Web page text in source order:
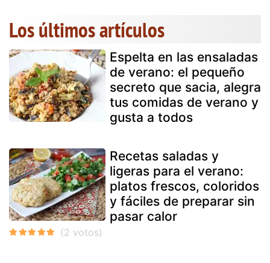
Los últimos artículos
Espelta en las ensaladas
de verano: el pequeño
secreto que sacia, alegra
tus comidas de verano y
gusta a todos
Recetas saladas y
ligeras para el verano:
platos frescos, coloridos
y fáciles de preparar sin
pasar calor